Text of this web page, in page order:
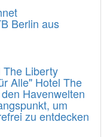
Berlin aus
The Liberty
Alle" Hotel The
Havenwelten
um
zu entdecken